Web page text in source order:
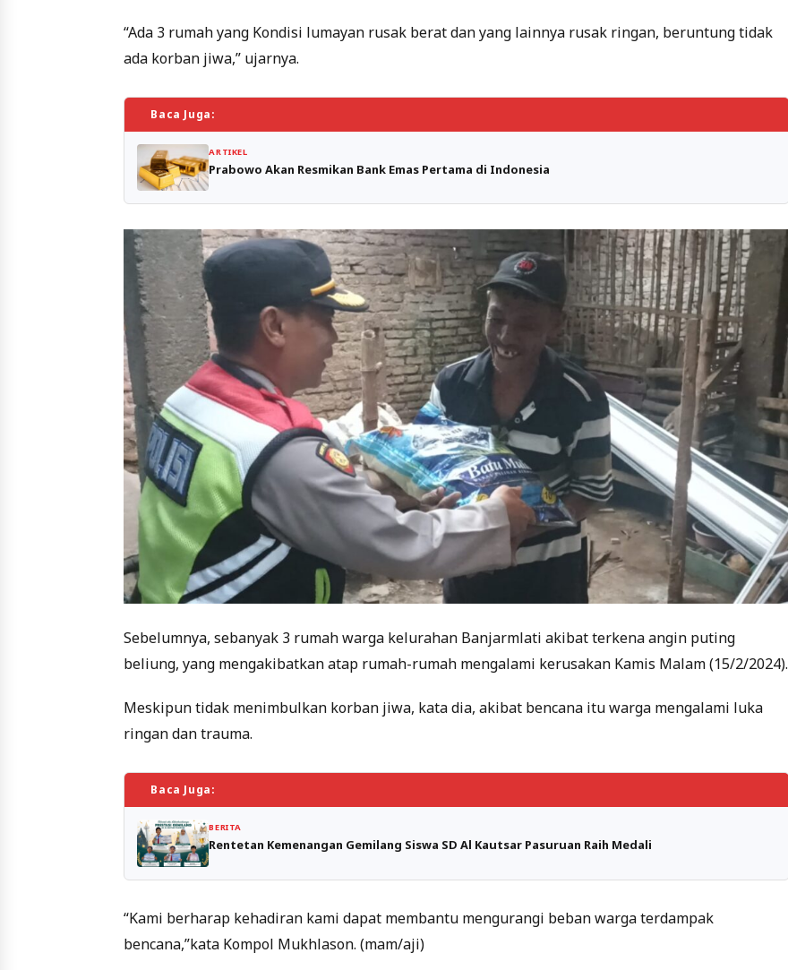
“Ada 3 rumah yang Kondisi lumayan rusak berat dan yang lainnya rusak ringan, beruntung tidak
ada korban jiwa,” ujarnya.
Baca Juga:
ARTIKEL
Prabowo Akan Resmikan Bank Emas Pertama di Indonesia
Sebelumnya, sebanyak 3 rumah warga kelurahan Banjarmlati akibat terkena angin puting
beliung, yang mengakibatkan atap rumah-rumah mengalami kerusakan Kamis Malam (15/2/2024).
Meskipun tidak menimbulkan korban jiwa, kata dia, akibat bencana itu warga mengalami luka
ringan dan trauma.
Baca Juga:
BERITA
Rentetan Kemenangan Gemilang Siswa SD Al Kautsar Pasuruan Raih Medali
“Kami berharap kehadiran kami dapat membantu mengurangi beban warga terdampak
bencana,”kata Kompol Mukhlason. (mam/aji)